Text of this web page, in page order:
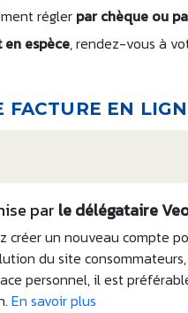
régler par chèque ou
espèce, rendez-vous à
FACTURE EN
par le délégataire
créer un nouveau compte
du site
personnel, il est
En savoir plus